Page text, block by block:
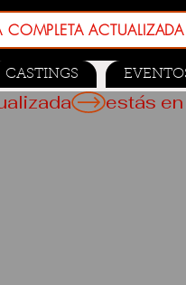
COMPLETA ACTUALIZADA
CASTINGS